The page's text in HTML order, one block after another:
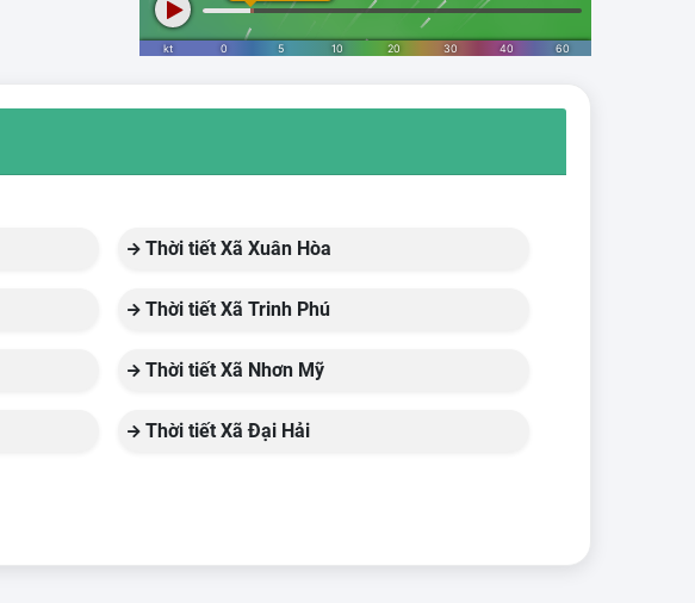
Thời tiết Xã Xuân Hòa
Thời tiết Xã Trinh Phú
Thời tiết Xã Nhơn Mỹ
Thời tiết Xã Đại Hải